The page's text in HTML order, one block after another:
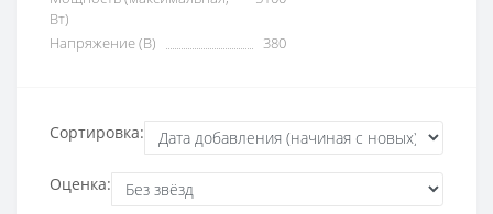
Вт)
Напряжение (В) 380
Сортировка:
Оценка: